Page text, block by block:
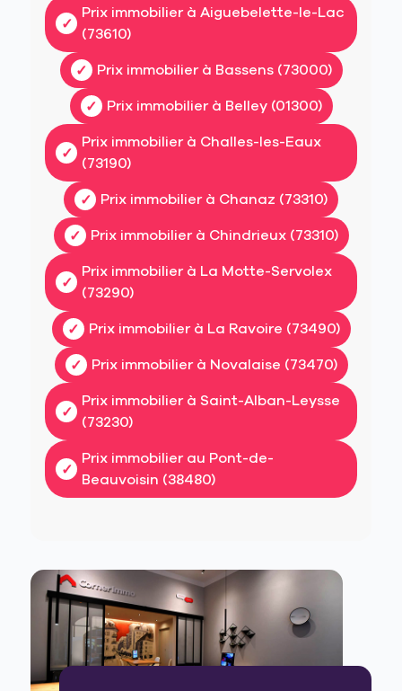
Prix immobilier à Aiguebelette-le-Lac
(73610)
Prix immobilier à Bassens (73000)
Prix immobilier à Belley (01300)
Prix immobilier à Challes-les-Eaux
(73190)
Prix immobilier à Chanaz (73310)
Prix immobilier à Chindrieux (73310)
Prix immobilier à La Motte-Servolex
(73290)
Prix immobilier à La Ravoire (73490)
Prix immobilier à Novalaise (73470)
Prix immobilier à Saint-Alban-Leysse
(73230)
Prix immobilier au Pont-de-
Beauvoisin (38480)